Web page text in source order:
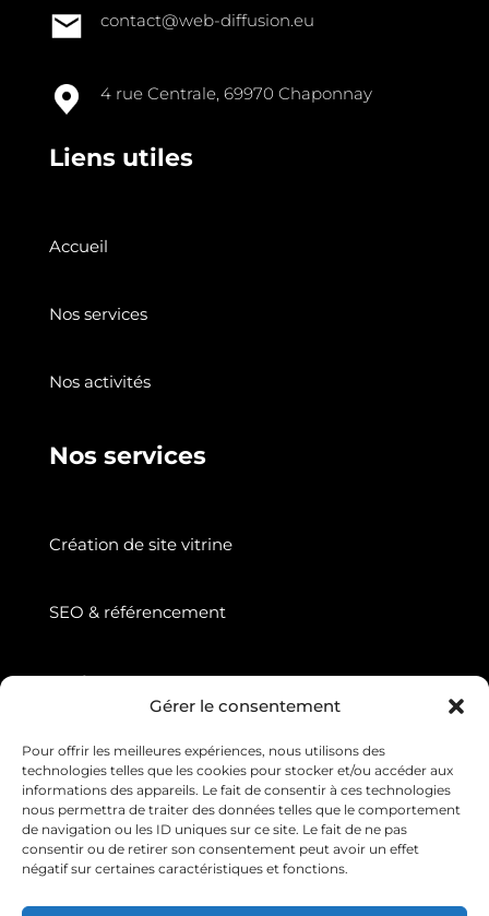
Gérer le consentement
Pour offrir les meilleures expériences, nous utilisons des
technologies telles que les cookies pour stocker et/ou accéder aux
informations des appareils. Le fait de consentir à ces technologies
nous permettra de traiter des données telles que le comportement
de navigation ou les ID uniques sur ce site. Le fait de ne pas
consentir ou de retirer son consentement peut avoir un effet
négatif sur certaines caractéristiques et fonctions.
contact@web-diffusion.eu
4 rue Centrale, 69970 Chaponnay
Liens utiles
Accueil
Nos services
Nos activités
Nos services
Création de site vitrine
SEO & référencement
Suivez nous
Copyright © 2026 Web Diffusion. Tous droits